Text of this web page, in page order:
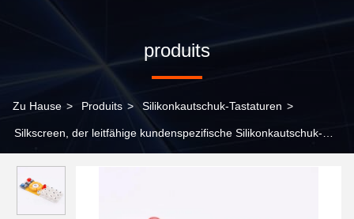
produits
Zu Hause > Produits > Silikonkautschuk-Tastaturen >
Silkscreen, der leitfähige kundenspezifische Silikonkautschuk-